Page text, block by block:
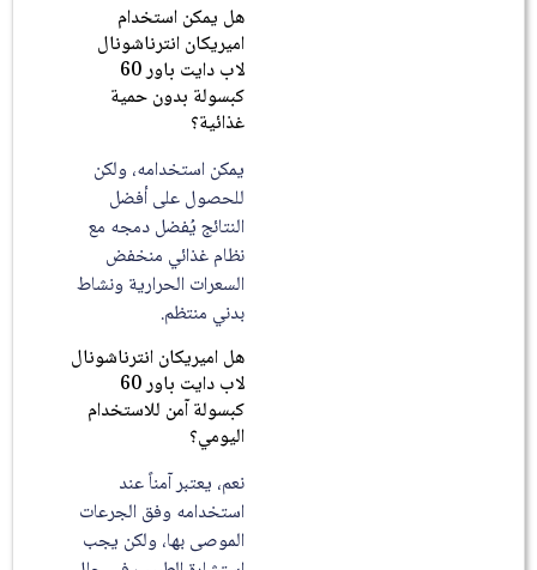
هل يمكن استخدام
اميريكان انترناشونال
لاب دايت باور 60
كبسولة بدون حمية
غذائية؟
يمكن استخدامه، ولكن
للحصول على أفضل
النتائج يُفضل دمجه مع
نظام غذائي منخفض
السعرات الحرارية ونشاط
بدني منتظم.
هل اميريكان انترناشونال
لاب دايت باور 60
كبسولة آمن للاستخدام
اليومي؟
نعم، يعتبر آمناً عند
استخدامه وفق الجرعات
الموصى بها، ولكن يجب